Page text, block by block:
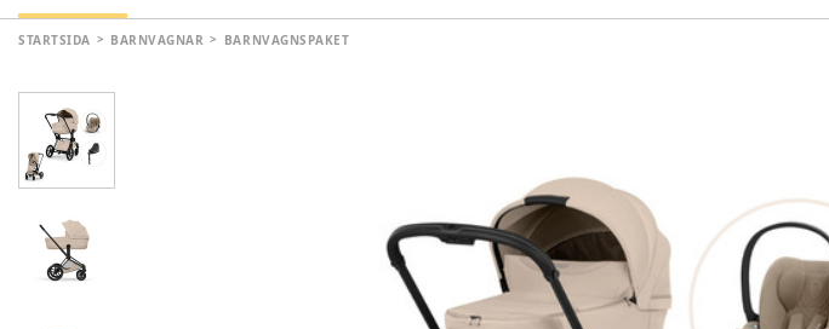
STARTSIDA BARNVAGNAR BARNVAGNSPAKET